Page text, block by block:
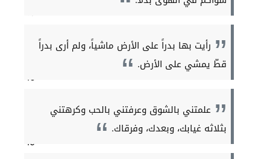
رأيت بها بدراً على الأرض ماشياً، ولم أرى بدراً
قطّ يمشي على الأرض.
علمتني بالشوق وعرفتني بالحب وكرهتني
بثلاثه غيابك، وبعدك، وفرقاك.